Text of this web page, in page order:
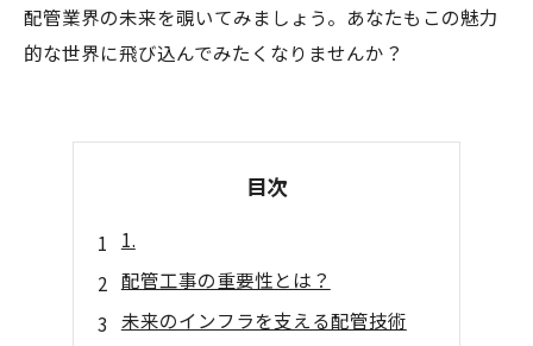
配管業界の未来を覗いてみましょう。あなたもこの魅力
的な世界に飛び込んでみたくなりませんか？
目次
1.
配管工事の重要性とは？
未来のインフラを支える配管技術